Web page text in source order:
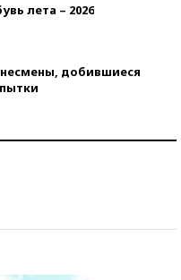
лета – 2026
добившиеся